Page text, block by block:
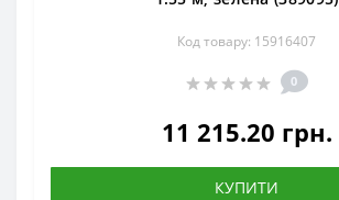
Код товару: 15916407
0
11 215.20 грн.
КУПИТИ